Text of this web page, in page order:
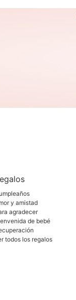
y amistad
agradecer
de bebé
todos los regalos